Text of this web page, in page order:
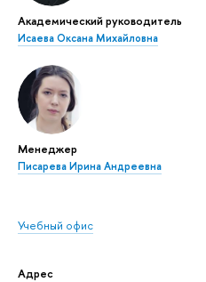
Академический руководитель
Исаева Оксана Михайловна
Менеджер
Писарева Ирина Андреевна
Учебный офис
Адрес